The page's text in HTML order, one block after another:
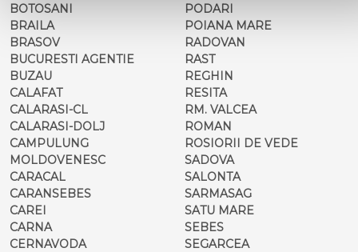
BOTOSANI
BRAILA
BRASOV
BUCURESTI AGENTIE
BUZAU
CALAFAT
CALARASI-CL
CALARASI-DOLJ
CAMPULUNG
MOLDOVENESC
CARACAL
CARANSEBES
CAREI
CARNA
CERNAVODA
PODARI
POIANA MARE
RADOVAN
RAST
REGHIN
RESITA
RM. VALCEA
ROMAN
ROSIORII DE VEDE
SADOVA
SALONTA
SARMASAG
SATU MARE
SEBES
SEGARCEA